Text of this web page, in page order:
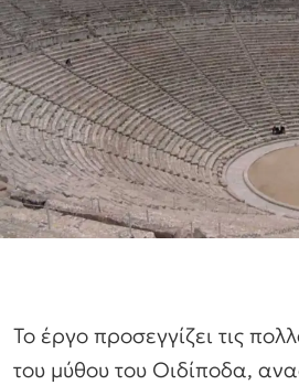
Το έργο προσεγγίζει τις
του μύθου του Οιδίποδα,